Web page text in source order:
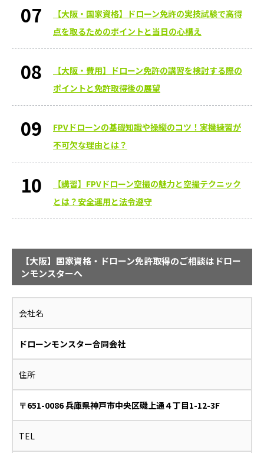
【大阪・国家資格】ドローン免許の実技試験で高得
点を取るためのポイントと当日の心構え
【大阪・費用】ドローン免許の講習を検討する際の
ポイントと免許取得後の展望
FPVドローンの基礎知識や操縦のコツ！実機練習が
不可欠な理由とは？
【講習】FPVドローン空撮の魅力と空撮テクニック
とは？安全運用と法令遵守
【大阪】国家資格・ドローン免許取得のご相談はドロー
ンモンスターへ
会社名
ドローンモンスター合同会社
住所
〒651-0086 兵庫県神戸市中央区磯上通４丁目1-12-3F
TEL